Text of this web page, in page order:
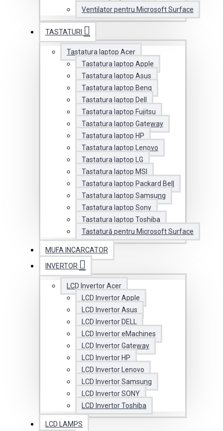
Ventilator pentru Microsoft Surface
TASTATURI
Tastatura laptop Acer
Tastatura laptop Apple
Tastatura laptop Asus
Tastatura laptop Benq
Tastatura laptop Dell
Tastatura laptop Fujitsu
Tastatura laptop Gateway
Tastatura laptop HP
Tastatura laptop Lenovo
Tastatura laptop LG
Tastatura laptop MSI
Tastatura laptop Packard Bell
Tastatura laptop Samsung
Tastatura laptop Sony
Tastatura laptop Toshiba
Tastatură pentru Microsoft Surface
MUFA INCARCATOR
INVERTOR
LCD Invertor Acer
LCD Invertor Apple
LCD Invertor Asus
LCD Invertor DELL
LCD Invertor eMachines
LCD Invertor Gateway
LCD Invertor HP
LCD Invertor Lenovo
LCD Invertor Samsung
LCD Invertor SONY
LCD Invertor Toshiba
LCD LAMPS